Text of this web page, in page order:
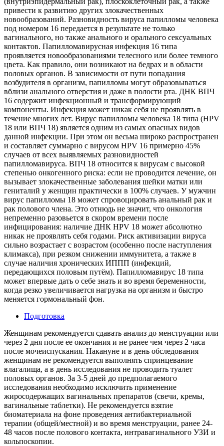
привести к развитию других злокачественных
новообразований. Разновидность вируса папилломы человека
под номером 16 передается в результате не только
вагинального, но также анального и орального сексуальных
контактов. Папилломавирусная инфекция 16 типа
проявляется новообразованиями телесного или более темного
цвета. Как правило, они возникают на бедрах и в области
половых органов. В зависимости от пути попадания
возбудителя в организм, папилломы могут образовываться
вблизи анального отверстия и даже в полости рта. ДНК ВПЧ
16 содержит инфекционный и трансформирующий
компоненты. Инфекция может никак себя не проявлять в
течение многих лет. Вирус папилломы человека 18 типа (HPV
18 или ВПЧ 18) является одним из самых опасных видов
данной инфекции. При этом он весьма широко распространен
и составляет суммарно с вирусом HPV 16 примерно 45%
случаев от всех выявляемых разновидностей
папилломавируса. ВПЧ 18 относится к вирусам с высокой
степенью онкогенного риска: если не проводится лечение, он
вызывает злокачественные заболевания шейки матки или
гениталий у женщин практически в 100% случаев. У мужчин
вирус папилломы 18 может спровоцировать анальный рак и
рак полового члена. Это отнюдь не значит, что онкология
непременно разовьется в скором времени после
инфицирования: наличие ДНК HPV 18 может абсолютно
никак не проявлять себя годами. Риск активизации вируса
сильно возрастает с возрастом (особенно после наступления
климакса), при резком снижении иммунитета, а также в
случае наличия хронических ИППП (инфекций,
передающихся половым путём). Папилломавирус 18 типа
может впервые дать о себе знать и во время беременности,
когда резко увеличивается нагрузка на организм и быстро
меняется гормональный фон.
Подготовка
Женщинам рекомендуется сдавать анализ до менструации или
через 2 дня после ее окончания и не ранее чем через 2 часа
после мочеиспускания. Накануне и в день обследования
женщинам не рекомендуется выполнять спринцевание
влагалища, а в день исследования не проводить туалет
половых органов. За 3-5 дней до предполагаемого
исследования необходимо исключить применение
жиросодержащих вагинальных препаратов (свечи, кремы,
вагинальные таблетки). Не рекомендуется взятие
биоматериала на фоне проведения антибактериальной
терапии (общей/местной) и во время менструации, ранее 24-
48 часов после полового контакта, интравагинального УЗИ и
кольпоскопии.